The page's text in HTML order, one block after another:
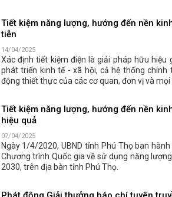
Tiết kiệm năng lượng, hướng đến nền
tiễn
14/04/2025
Xác định tiết kiệm điện là giải pháp hữu
phát triển kinh tế - xã hội, cả hệ thống
động thiết thực của các cơ quan, đơn vị và mọi
Tiết kiệm năng lượng, hướng đến nền
hiệu quả
07/04/2025
Ngày 1/4/2020, UBND tỉnh Phú Thọ ban
Chương trình Quốc gia về sử dụng năng
2030, trên địa bàn tỉnh Phú Thọ.